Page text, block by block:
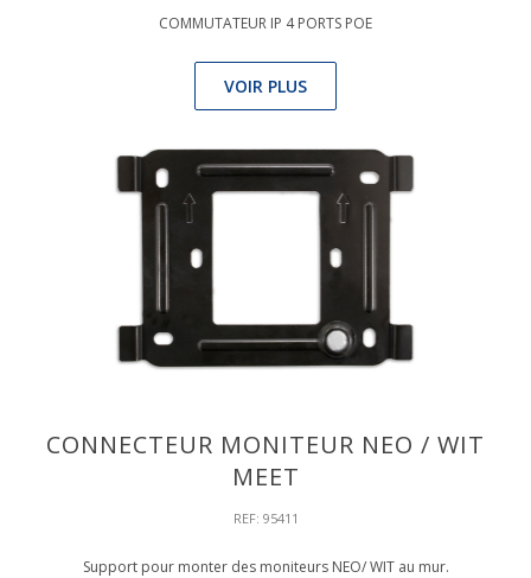
COMMUTATEUR IP 4 PORTS POE
VOIR PLUS
CONNECTEUR MONITEUR NEO / WIT
MEET
REF: 95411
Support pour monter des moniteurs NEO/ WIT au mur.